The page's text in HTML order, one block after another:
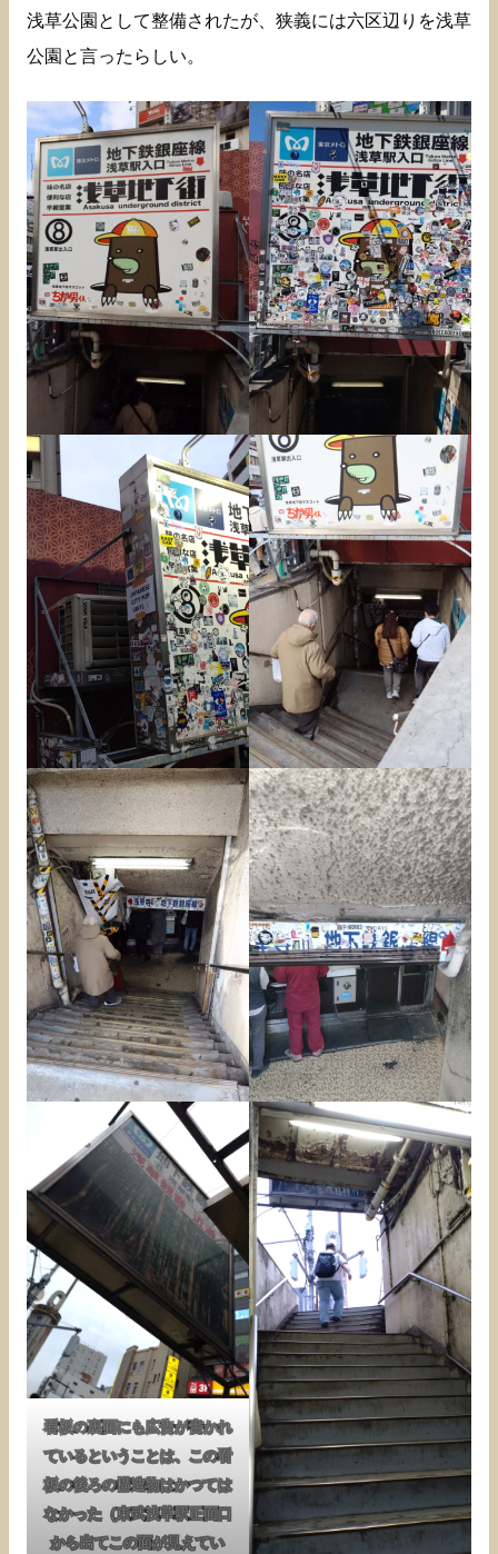
浅草公園として整備されたが、狭義には六区辺りを浅草
公園と言ったらしい。
看板の裏面にも広告が書かれ
ているということは、この看
板の後ろの構造物はかつては
なかった（東武浅草駅正面口
から出てこの面が見えてい